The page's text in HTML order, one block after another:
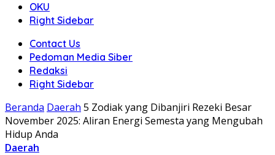
OKU
Right Sidebar
Contact Us
Pedoman Media Siber
Redaksi
Right Sidebar
Beranda Daerah 5 Zodiak yang Dibanjiri Rezeki Besar
November 2025: Aliran Energi Semesta yang Mengubah
Hidup Anda
Daerah